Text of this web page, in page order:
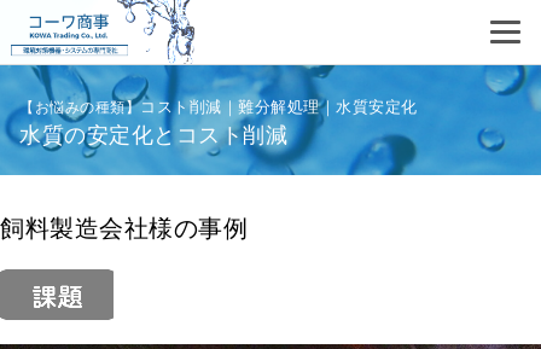
【お悩みの種類】 コスト削減 難分解処理 水質安定化
水質の安定化とコスト削減
飼料製造会社様の事例